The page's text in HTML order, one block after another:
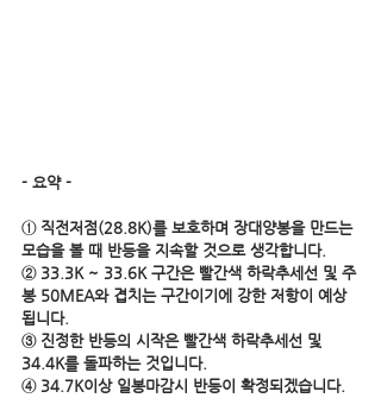
- 요약 -
① 직전저점(28.8K)를 보호하며 장대양봉을 만드는
모습을 볼 때 반등을 지속할 것으로 생각합니다.
② 33.3K ~ 33.6K 구간은 빨간색 하락추세선 및 주
봉 50MEA와 겹치는 구간이기에 강한 저항이 예상
됩니다.
③ 진정한 반등의 시작은 빨간색 하락추세선 및
34.4K를 돌파하는 것입니다.
④ 34.7K이상 일봉마감시 반등이 확정되겠습니다.